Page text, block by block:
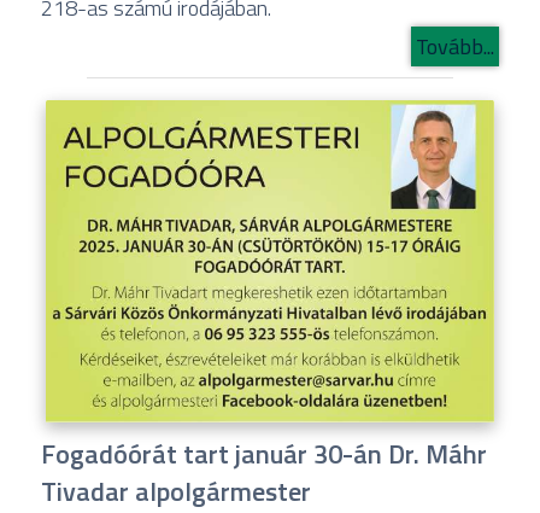
218-as számú irodájában.
Tovább...
Fogadóórát tart január 30-án Dr. Máhr
Tivadar alpolgármester